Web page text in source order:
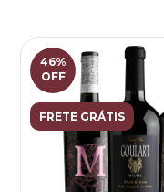
46%
OFF
FRETE GRÁTIS